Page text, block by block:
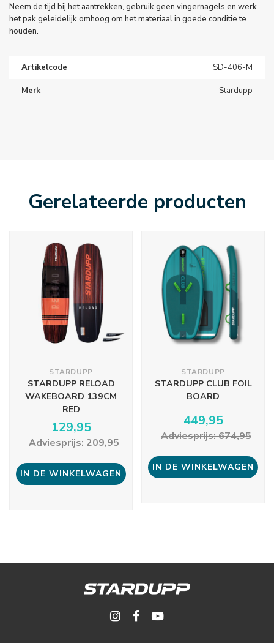
Neem de tijd bij het aantrekken, gebruik geen vingernagels en werk
het pak geleidelijk omhoog om het materiaal in goede conditie te
houden.
Artikelcode SD-406-M
Merk Stardupp
Gerelateerde producten
STARDUPP
STARDUPP RELOAD
WAKEBOARD 139CM
RED
129,95
Adviesprijs: 209,95
IN DE WINKELWAGEN
STARDUPP
STARDUPP CLUB FOIL
BOARD
449,95
Adviesprijs: 674,95
IN DE WINKELWAGEN